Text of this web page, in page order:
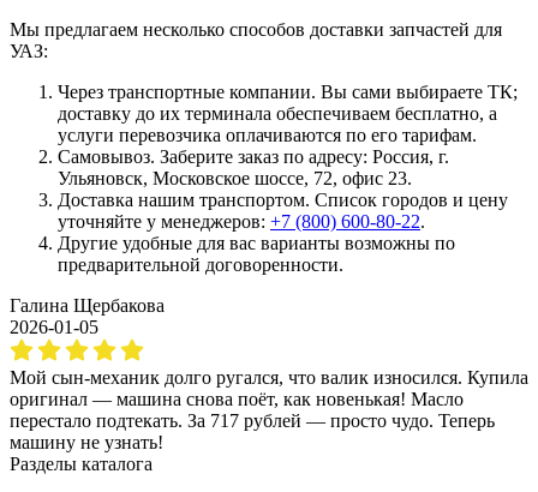
Мы предлагаем несколько способов доставки запчастей для
УАЗ:
Через транспортные компании. Вы сами выбираете ТК;
доставку до их терминала обеспечиваем бесплатно, а
услуги перевозчика оплачиваются по его тарифам.
Самовывоз. Заберите заказ по адресу: Россия, г.
Ульяновск, Московское шоссе, 72, офис 23.
Доставка нашим транспортом. Список городов и цену
уточняйте у менеджеров: +7 (800) 600-80-22.
Другие удобные для вас варианты возможны по
предварительной договоренности.
Галина Щербакова
2026-01-05
Мой сын-механик долго ругался, что валик износился. Купила
оригинал — машина снова поёт, как новенькая! Масло
перестало подтекать. За 717 рублей — просто чудо. Теперь
машину не узнать!
Разделы каталога